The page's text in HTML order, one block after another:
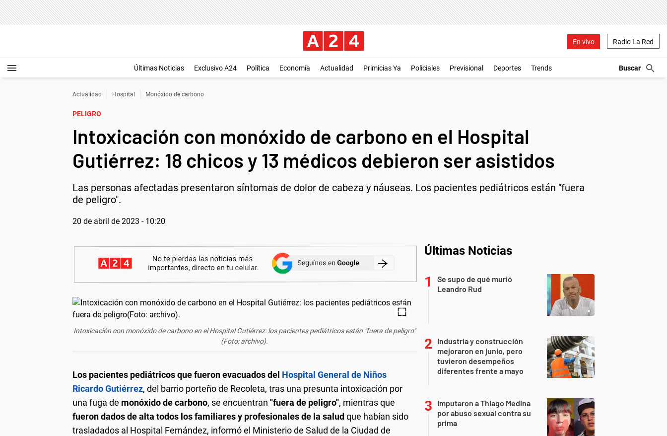
En vivo Radio La Red
Últimas Noticias Exclusivo A24 Política Economía Actualidad Primicias Ya Policiales Previsional Deportes Trends
Actualidad Hospital Monóxido de carbono
PELIGRO
Intoxicación con monóxido de carbono en el Hospital
Gutiérrez: 18 chicos y 13 médicos debieron ser asistidos
Las personas afectadas presentaron síntomas de dolor de cabeza y náuseas. Los pacientes pediátricos están "fuera
de peligro".
20 de abril de 2023 - 10:20
Intoxicación con monóxido de carbono en el Hospital Gutiérrez: los pacientes pediátricos están "fuera de peligro"
(Foto: archivo).
Los pacientes pediátricos que fueron evacuados del Hospital General de Niños
Ricardo Gutiérrez, del barrio porteño de Recoleta, tras una presunta intoxicación por
una fuga de monóxido de carbono, se encuentran "fuera de peligro", mientras que
fueron dados de alta todos los familiares y profesionales de la salud que habían sido
trasladados al Hospital Fernández, informó el Ministerio de Salud de la Ciudad de
Últimas Noticias
Se supo de qué murió
Leandro Rud
Industria y construcción
mejoraron en junio, pero
tuvieron desempeños
diferentes frente a mayo
Imputaron a Thiago Medina
por abuso sexual contra su
prima